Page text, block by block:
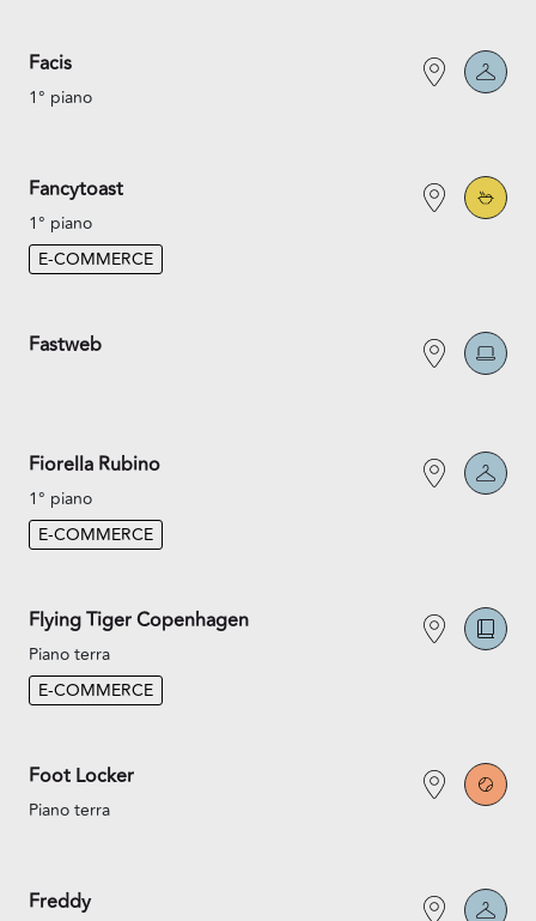
Facis
1° piano
Fancytoast
1° piano
E-COMMERCE
Fastweb
Fiorella Rubino
1° piano
E-COMMERCE
Flying Tiger Copenhagen
Piano terra
E-COMMERCE
Foot Locker
Piano terra
Freddy